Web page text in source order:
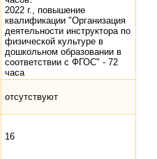
2022 г., повышение
квалификации "Организация
деятельности инструктора по
физической культуре в
дошкольном образовании в
соответствии с ФГОС" - 72
часа
отсутствуют
16